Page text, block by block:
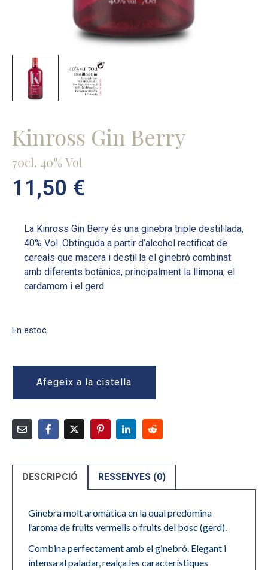
Kinross Gin Berry
70cl. 40% Vol
11,50 €
La Kinross Gin Berry és una ginebra triple destil·lada,
40% Vol. Obtinguda a partir d’alcohol rectificat de
cereals que macera i destil·la el ginebró combinat
amb diferents botànics, principalment la llimona, el
cardamom i el gerd.
En estoc
Afegeix a la cistella
DESCRIPCIÓ RESSENYES (0)
Ginebra molt aromàtica en la qual predomina
l’aroma de fruits vermells o fruits del bosc (gerd).
Combina perfectament amb el ginebró. Elegant i
intensa al paladar, realça les característiques